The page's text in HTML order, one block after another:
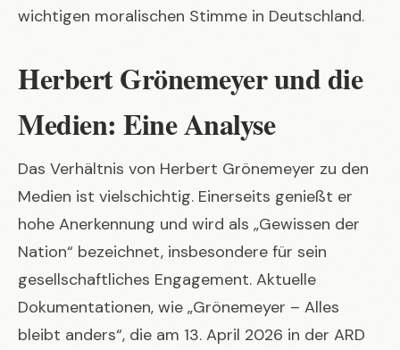
wichtigen moralischen Stimme in Deutschland.
Herbert Grönemeyer und die
Medien: Eine Analyse
Das Verhältnis von Herbert Grönemeyer zu den
Medien ist vielschichtig. Einerseits genießt er
hohe Anerkennung und wird als „Gewissen der
Nation“ bezeichnet, insbesondere für sein
gesellschaftliches Engagement. Aktuelle
Dokumentationen, wie „Grönemeyer – Alles
bleibt anders“, die am 13. April 2026 in der ARD